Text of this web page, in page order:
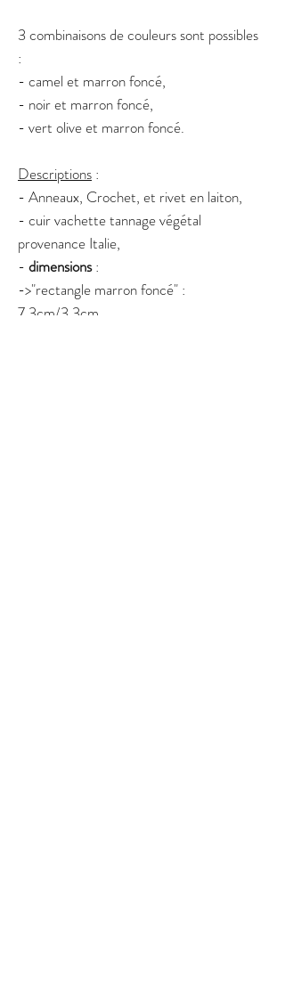
3 combinaisons de couleurs sont possibles
:
- camel et marron foncé,
- noir et marron foncé,
- vert olive et marron foncé.
Descriptions :
- Anneaux, Crochet, et rivet en laiton,
- cuir vachette tannage végétal
provenance Italie,
- dimensions:
->"rectangle marron foncé" :
7,3cm/3,3cm